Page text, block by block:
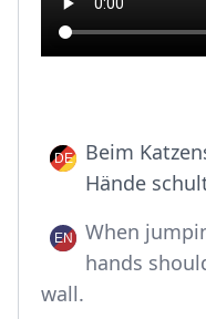
Beim
Hände
When
hands
wall.